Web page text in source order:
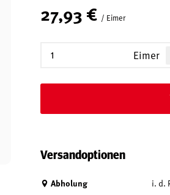
27,93 € / Eimer
Eimer
Versandoptionen
Abholung i. d.